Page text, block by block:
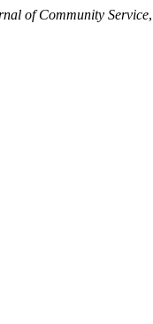
of Community Service